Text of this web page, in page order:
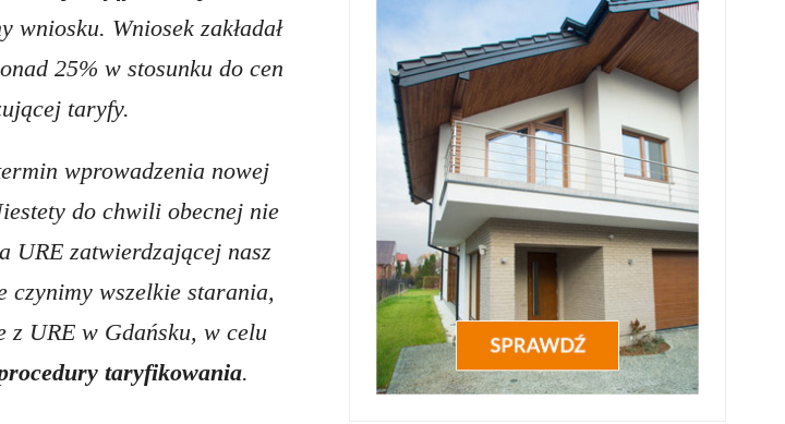
wniosku. Wniosek zakładał
25% w stosunku do cen
taryfy.
wprowadzenia nowej
do chwili obecnej nie
URE zatwierdzającej nasz
czynimy wszelkie starania,
z URE w Gdańsku, w celu
taryfikowania.